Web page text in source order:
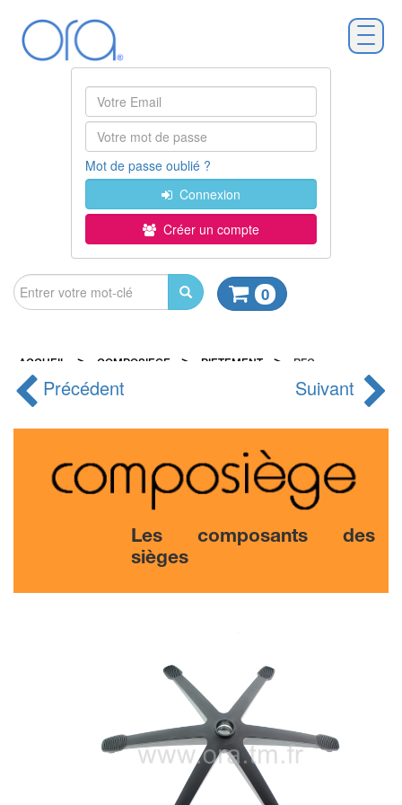
Mot de passe oublié ?
Connexion
Créer un compte
0
ACCUEIL > COMPOSIEGE > PIETEMENT > BFC
Précédent Suivant
Les composants des
sièges